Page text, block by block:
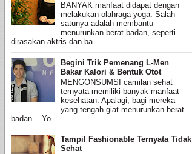
BANYAK manfaat didapat dengan
melakukan olahraga yoga. Salah
satunya adalah membantu
menurunkan berat badan, seperti
dirasakan aktris dan ba...
Begini Trik Pemenang L-Men
Bakar Kalori & Bentuk Otot
MENGONSUMSI camilan sehat
ternyata memiliki banyak manfaat
kesehatan. Apalagi, bagi mereka
yang tengah giat menurunkan berat
badan. Yo...
Tampil Fashionable Ternyata Tidak
Sehat